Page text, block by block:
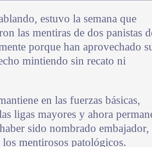
estuvo la semana que
las mentiras de dos panistas
porque han aprovechado
mintiendo sin recato ni
en las fuerzas básicas,
ligas mayores y ahora
sido nombrado embajador,
mentirosos patológicos.